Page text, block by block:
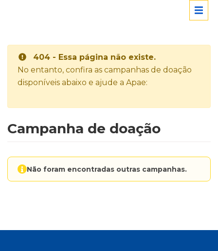
404 - Essa página não existe.
No entanto, confira as campanhas de doação
disponíveis abaixo e ajude a Apae:
Campanha de doação
Não foram encontradas outras campanhas.